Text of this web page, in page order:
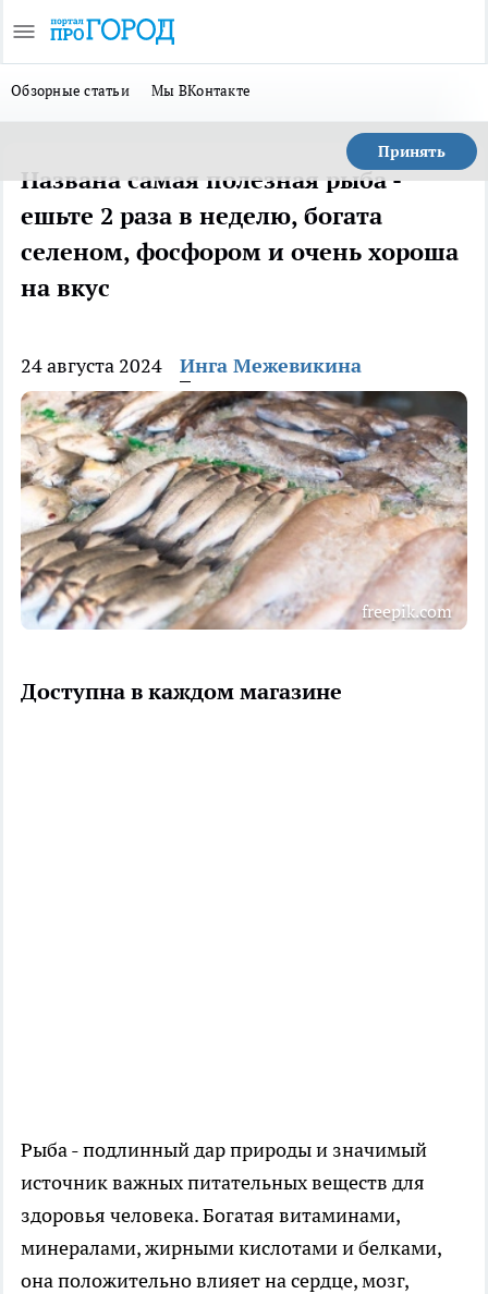
Обзорные статьи Мы ВКонтакте
Принять
Названа самая полезная рыба -
ешьте 2 раза в неделю, богата
селеном, фосфором и очень хороша
на вкус
24 августа 2024 Инга Межевикина
freepik.com
Доступна в каждом магазине
Рыба - подлинный дар природы и значимый
источник важных питательных веществ для
здоровья человека. Богатая витаминами,
минералами, жирными кислотами и белками,
она положительно влияет на сердце, мозг,